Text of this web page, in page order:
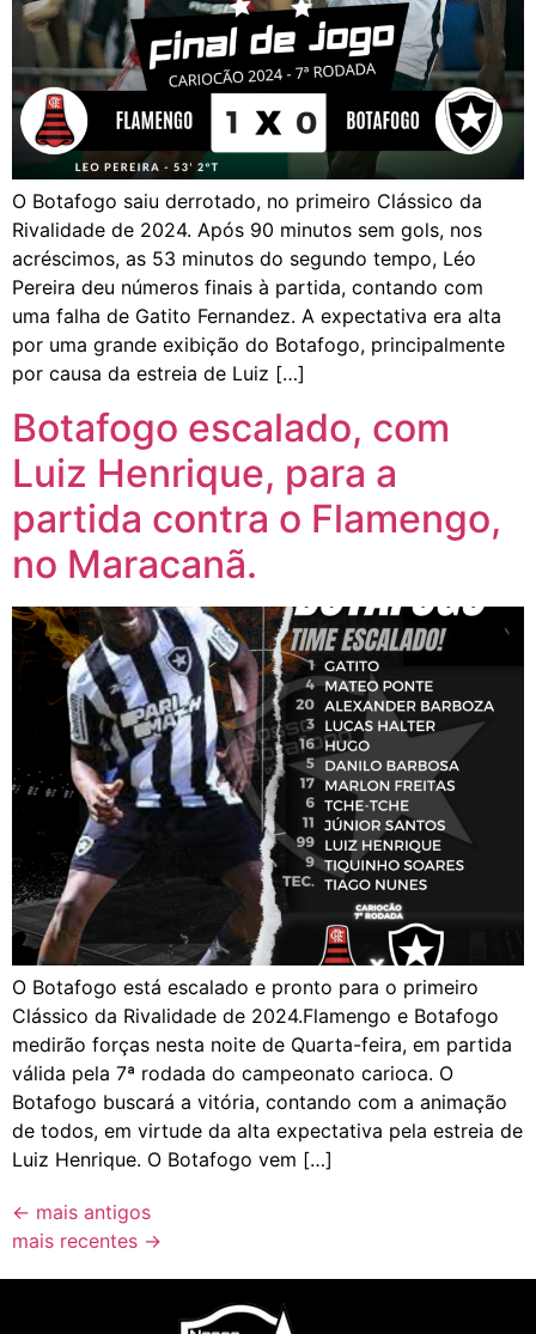
O Botafogo saiu derrotado, no primeiro Clássico da
Rivalidade de 2024. Após 90 minutos sem gols, nos
acréscimos, as 53 minutos do segundo tempo, Léo
Pereira deu números finais à partida, contando com
uma falha de Gatito Fernandez. A expectativa era alta
por uma grande exibição do Botafogo, principalmente
por causa da estreia de Luiz […]
Botafogo escalado, com
Luiz Henrique, para a
partida contra o Flamengo,
no Maracanã.
O Botafogo está escalado e pronto para o primeiro
Clássico da Rivalidade de 2024.Flamengo e Botafogo
medirão forças nesta noite de Quarta-feira, em partida
válida pela 7ª rodada do campeonato carioca. O
Botafogo buscará a vitória, contando com a animação
de todos, em virtude da alta expectativa pela estreia de
Luiz Henrique. O Botafogo vem […]
← mais antigos
mais recentes →